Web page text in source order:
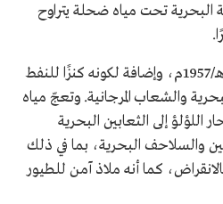
البحرية تحت مياه ضحلة يتراوح
اكتُشف حقل منيفة عام 1376هـ/1957م، وإضافة لكونه كنزًا للنفط
والشعاب المرجانية. وتعجّ مياه
اللؤلؤ إلى الثعابين البحرية
والسلاحف البحرية، بما في ذلك
كما أنه ملاذ آمن للطيور